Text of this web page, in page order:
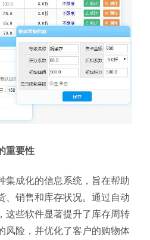
重要性
集成化的信息系统，旨在帮助
、销售和库存状况。通过自动
这些软件显著提升了库存周转
风险，并优化了客户的购物体